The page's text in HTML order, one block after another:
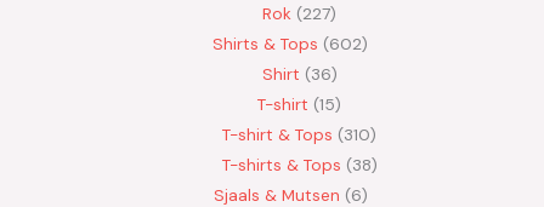
Rok 227
Shirts & Tops 602
Shirt 36
T-shirt 15
T-shirt & Tops 310
T-shirts & Tops 38
Sjaals & Mutsen 6